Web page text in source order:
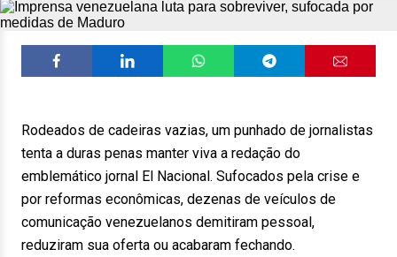
Rodeados de cadeiras vazias, um punhado de jornalistas
tenta a duras penas manter viva a redação do
emblemático jornal El Nacional. Sufocados pela crise e
por reformas econômicas, dezenas de veículos de
comunicação venezuelanos demitiram pessoal,
reduziram sua oferta ou acabaram fechando.